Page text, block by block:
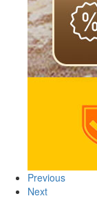
Previous
Next